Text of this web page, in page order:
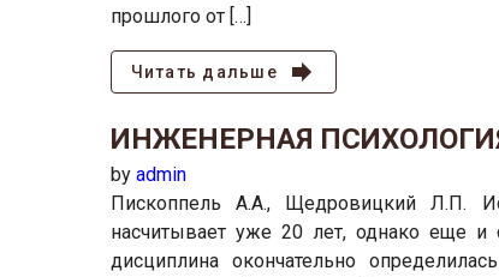
прошлого от […]
Читать дальше
ИНЖЕНЕРНАЯ
by admin
Пископпель А.А., Щедровицкий Л.П.
насчитывает уже 20 лет, однако еще и
дисциплина окончательно